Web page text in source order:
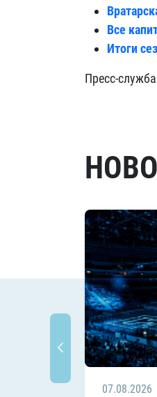
Все
Итоги
Пресс-
07.08.2026